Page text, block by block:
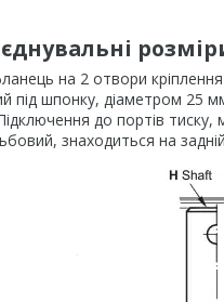
на 2 отвори
під шпонку, діаметром 25
до портів
знаходиться на